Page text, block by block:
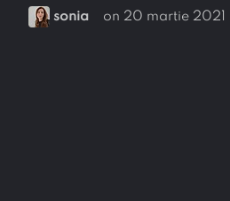
sonia on 20 martie 2021